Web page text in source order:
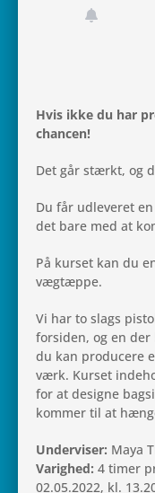
Hvis ikke du har
chancen!
Det går stærkt, og
Du får udle­ve­ret
det bare med at
På kurset kan du
vægtæppe.
Vi har to slags
for­si­den, og en
du kan pro­du­cere
værk. Kurset
for at designe
kommer til at
Under­vi­ser: Maya
Varig­hed: 4 timer
02.05.2022, kl.